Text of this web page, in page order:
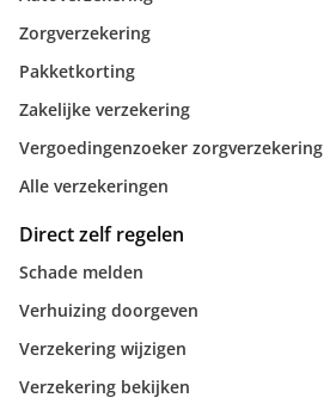
Zorgverzekering
Pakketkorting
Zakelijke verzekering
Vergoedingenzoeker zorgverzekering
Alle verzekeringen
Direct zelf regelen
Schade melden
Verhuizing doorgeven
Verzekering wijzigen
Verzekering bekijken